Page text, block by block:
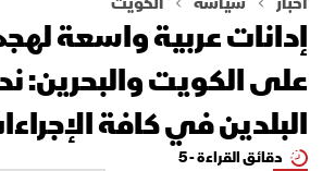
إدانات عربية واسعة
على الكويت والبحرين:
البلدين في كافة
دقائق القراءة - 5